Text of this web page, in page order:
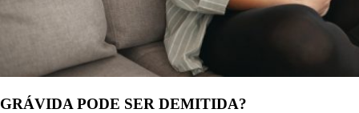
GRÁVIDA PODE SER DEMITIDA?